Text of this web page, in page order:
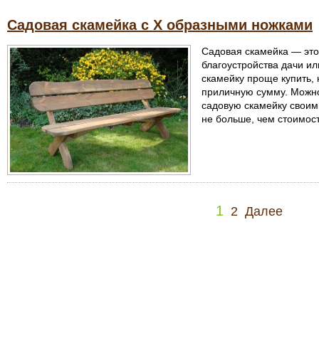
Садовая скамейка с Х образными ножками
Садовая скамейка —
благоустройства дачи
скамейку проще купить,
приличную сумму.
садовую скамейку
не больше, чем
1 2 Далее